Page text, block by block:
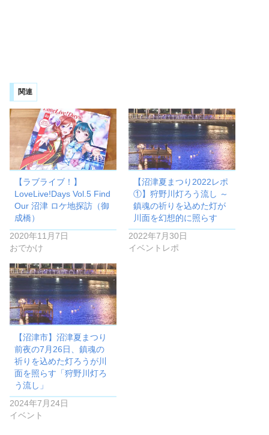
関連
【ラブライブ！】‪
LoveLive!Days‬ Vol.5 Find
Our 沼津 ロケ地探訪（御
成橋）
2020年11月7日
おでかけ
【沼津夏まつり2022レポ
①】狩野川灯ろう流し ～
鎮魂の祈りを込めた灯が
川面を幻想的に照らす
2022年7月30日
イベントレポ
【沼津市】沼津夏まつり
前夜の7月26日、鎮魂の
祈りを込めた灯ろうが川
面を照らす「狩野川灯ろ
う流し」
2024年7月24日
イベント